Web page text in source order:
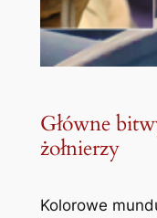
Główne
żołnierzy
Kolorowe